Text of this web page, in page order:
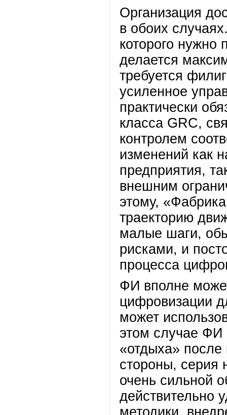
Организация
в обоих
которого нужно
делается
требуется
усиленное
практически
класса GRC,
контролем
изменений как
предприятия,
внешним
этому,
траекторию
малые шаги,
рисками, и
процесса
ФИ вполне
цифровизации
может
этом случае ФИ
«отдыха»
стороны, серия
очень сильной
действительно
методики,